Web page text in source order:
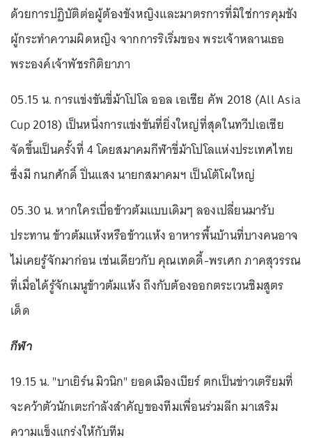
ด้วยการปฏิบัติต่อผู้ต้องขังหญิงและมาตรการที่มิใช่การคุมขัง
ผู้กระทำความผิดหญิง จากการริเริ่มของ พระเจ้าหลานเธอ
พระองค์เจ้าพัชรกิติยาภา
05.15 น. การแข่งขันขี่ม้าโปโล ออล เอเชีย คัพ 2018 (All Asia
Cup 2018) เป็นหนึ่งการแข่งขันที่ยิ่งใหญ่ที่สุดในทวีปเอเชีย
จัดขึ้นเป็นครั้งที่ 4 โดยสมาคมกีฬาขี่ม้าโปโลแห่งประเทศไทย
ซึ่งมี กนกศักดิ์ ปิ่นแสง นายกสมาคมฯ เป็นโต้โผใหญ่
05.30 น. หากใครเบื่อข้าวต้มแบบเดิมๆ ลองเปลี่ยนมารับ
ประทาน ข้าวต้มแห้งหรือข้าวแห้ง อาหารพื้นบ้านที่บางคนอาจ
ไม่เคยรู้จักมาก่อน เช่นเดียวกับ คุณเทดดี้-พรเศก ภาคสุวรรณ
ที่เมื่อได้รู้จักเมนูข้าวต้มแห้ง ถึงกับต้องออกตระเวนชิมสูตร
เด็ด
กีฬา
19.15 น. "บาเยิร์น มิวนิก" ยอดเมืองเบียร์ ตกเป็นข่าวเตรียมที่
จะคว้าตัวนักเตะกำลังสำคัญของทีมเพื่อนร่วมลีก มาเสริม
ความแข็งแกร่งให้กับทีม